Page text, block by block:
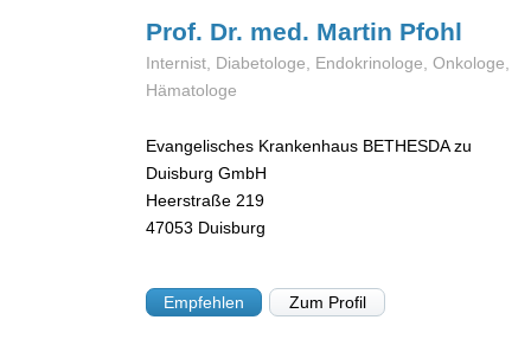
Prof. Dr. med. Martin Pfohl
Internist, Diabetologe, Endokrinologe, Onkologe,
Hämatologe
Evangelisches Krankenhaus BETHESDA zu
Duisburg GmbH
Heerstraße 219
47053 Duisburg
Empfehlen Zum Profil